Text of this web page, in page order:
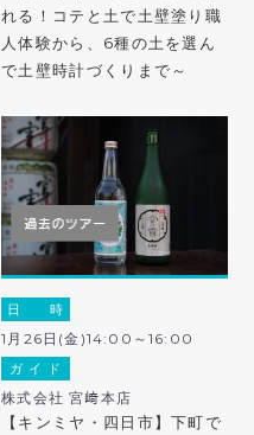
れる！コテと土で土壁塗り職
人体験から、6種の土を選ん
で土壁時計づくりまで～
日 時
1月26日(金)14:00～16:00
ガ イ ド
株式会社 宮﨑本店
【キンミヤ・四日市】下町で